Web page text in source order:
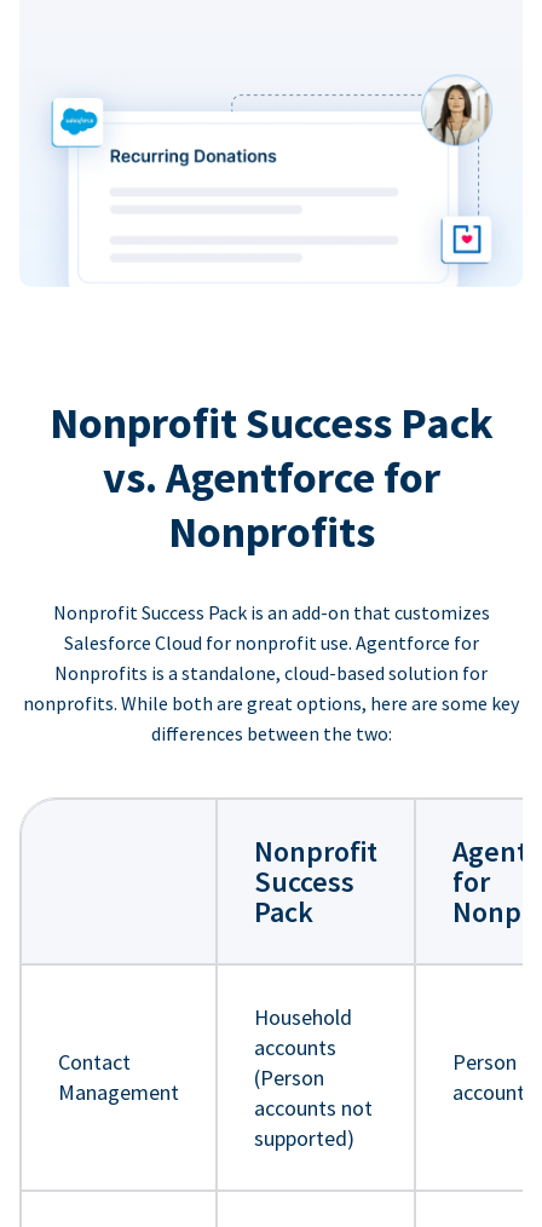
Nonprofit Success Pack
vs. Agentforce for
Nonprofits
Nonprofit Success Pack is an add-on that customizes
Salesforce Cloud for nonprofit use. Agentforce for
Nonprofits is a standalone, cloud-based solution for
nonprofits. While both are great options, here are some key
differences between the two:
Nonprofit
Success
Pack
for
Contact
Management
Household
accounts
(Person
accounts not
supported)
Person
accounts